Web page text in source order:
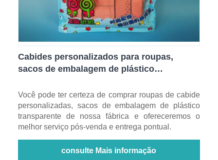
Cabides personalizados para roupas,
sacos de embalagem de plástico
Você pode ter certeza de comprar roupas de cabide
personalizadas, sacos de embalagem de plástico
transparente de nossa fábrica e ofereceremos o
melhor serviço pós-venda e entrega pontual.
consulte Mais informação